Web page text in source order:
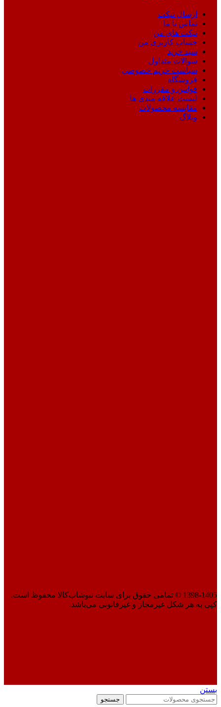
ارسال تیکت
تماس با ما
تیکت های من
حساب کاربری من
سبد خرید
سوالات متداول
سیاست حریم خصوصی
فروشگاه
قوانین و مقررات
لیست علاقه مندی ها
مقایسه محصولات
وبلاگ
1398-1405 © تمامی حقوق برای سایت نیوشاپ‌کالا محفوظ است.
کپی به هر شکل غیرمجاز و غیرقانونی می‌باشد.
بستن
جستجو